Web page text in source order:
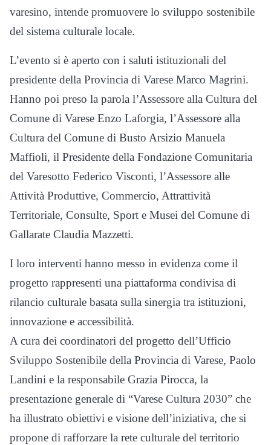
varesino, intende promuovere lo sviluppo sostenibile
del sistema culturale locale.
L’evento si è aperto con i saluti istituzionali del
presidente della Provincia di Varese Marco Magrini.
Hanno poi preso la parola l’Assessore alla Cultura del
Comune di Varese Enzo Laforgia, l’Assessore alla
Cultura del Comune di Busto Arsizio Manuela
Maffioli, il Presidente della Fondazione Comunitaria
del Varesotto Federico Visconti, l’Assessore alle
Attività Produttive, Commercio, Attrattività
Territoriale, Consulte, Sport e Musei del Comune di
Gallarate Claudia Mazzetti.
I loro interventi hanno messo in evidenza come il
progetto rappresenti una piattaforma condivisa di
rilancio culturale basata sulla sinergia tra istituzioni,
innovazione e accessibilità.
A cura dei coordinatori del progetto dell’Ufficio
Sviluppo Sostenibile della Provincia di Varese, Paolo
Landini e la responsabile Grazia Pirocca, la
presentazione generale di “Varese Cultura 2030” che
ha illustrato obiettivi e visione dell’iniziativa, che si
propone di rafforzare la rete culturale del territorio